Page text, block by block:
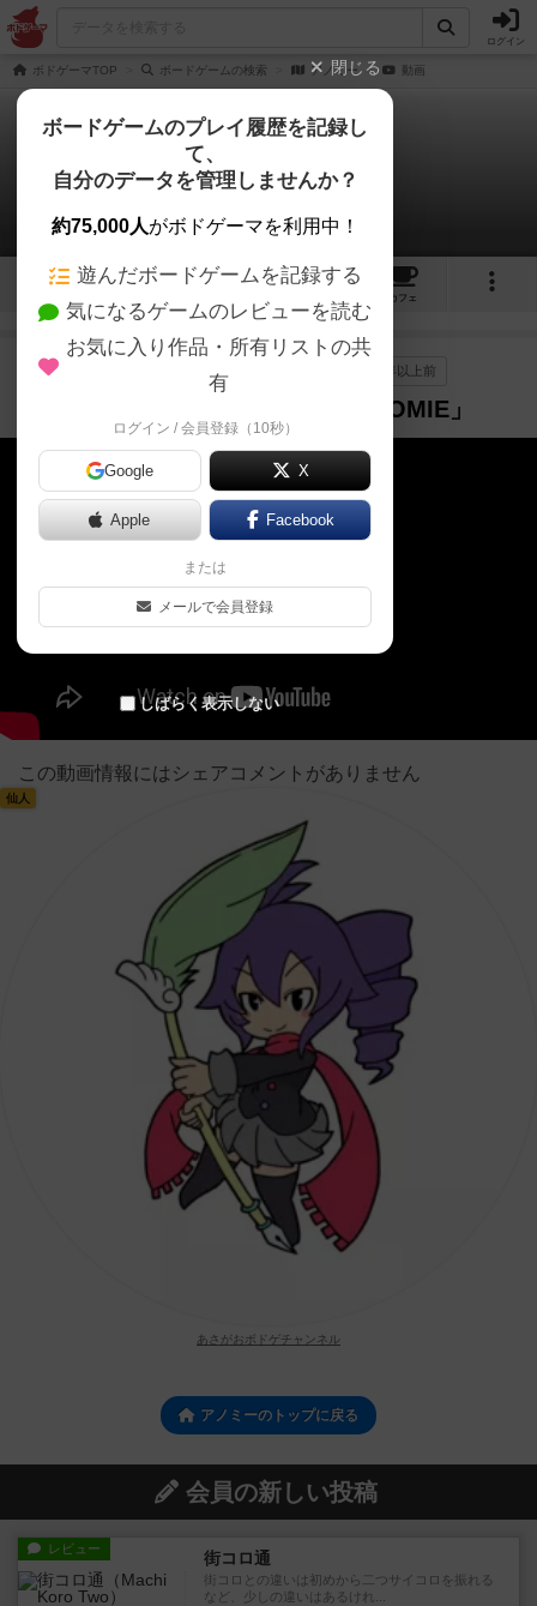
ログイン
ボドゲーマTOP ボードゲームの検索 アノミー 動画
アノミー
1件の動画
18 1 4
カフェ
作品紹介 プレイ/実況 5年以上前
貴方を照らすのは太陽か月か「ANOMIE」
この動画情報にはシェアコメントがありません
仙人
あさがおボドゲチャンネル
アノミーのトップに戻る
会員の新しい投稿
レビュー 街コロ通
街コロとの違いは初めから二つサイコロを振れる
など、少しの違いはあるけれ...
閉じる
ボードゲームのプレイ履歴を記録し
て、
自分のデータを管理しませんか？
約75,000人がボドゲーマを利用中！
遊んだボードゲームを記録する
気になるゲームのレビューを読む
お気に入り作品・所有リストの共
有
ログイン / 会員登録（10秒）
Google X
Apple Facebook
または
メールで会員登録
しばらく表示しない